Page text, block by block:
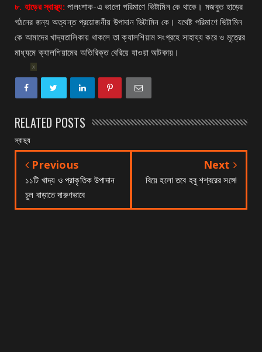
৮. হাড়ের স্বাস্থ্য:পালংশাক-এ ভালো পরিমাণে ভিটামিন কে থাকে। মজবুত হাড়ের
গঠনের জন্য অত্যন্ত প্রয়োজনীয় উপাদান ভিটামিন কে। যথেষ্ট পরিমাণে ভিটামিন
কে আমাদের খাদ্যতালিকায় থাকলে তা ক্যালশিয়াম সংগ্রহে সাহায্য করে ও মূত্রের
মাধ্যমে ক্যালশিয়ামের অতিরিক্ত বেরিয়ে যাওয়া আটকায়।
RELATED POSTS
স্বাস্থ্য
Previous
১১টি খাদ্য ও প্রাকৃতিক উপাদান
চুল বাড়াতে দারুণভাবে
Next
বিয়ে হলো তবে হবু শশ্বরের সঙ্গে!
X